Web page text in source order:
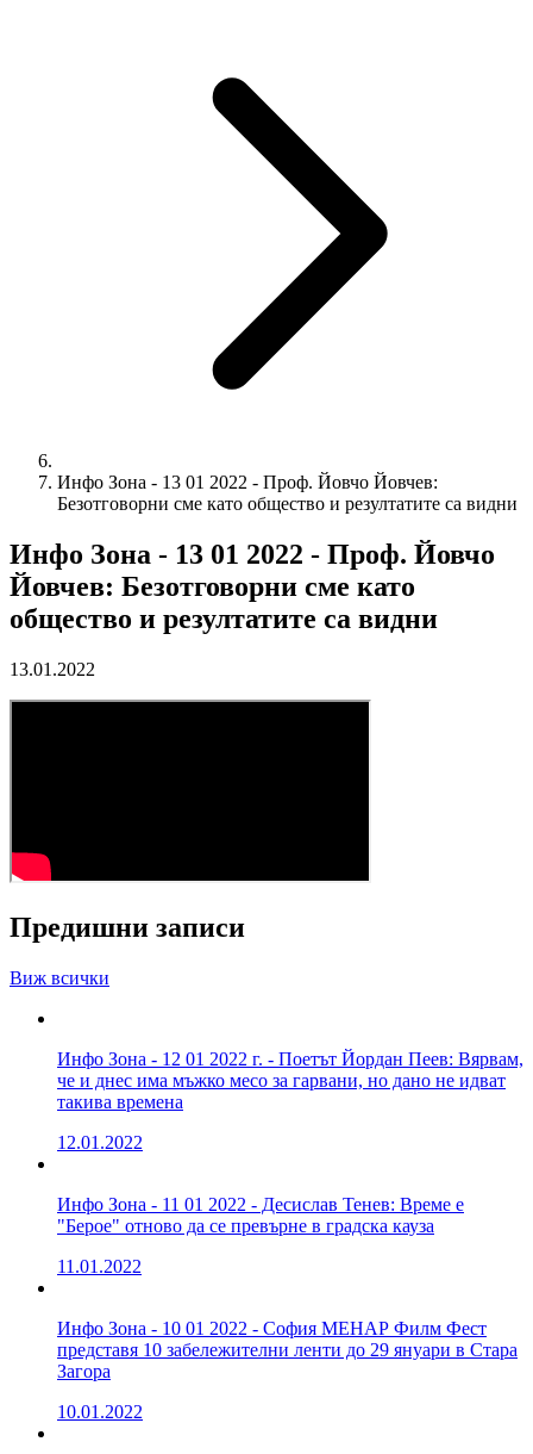
Инфо Зона - 13 01 2022 - Проф. Йовчо Йовчев:
Безотговорни сме като общество и резултатите са видни
Инфо Зона - 13 01 2022 - Проф. Йовчо
Йовчев: Безотговорни сме като
общество и резултатите са видни
13.01.2022
Предишни записи
Виж всички
Инфо Зона - 12 01 2022 г. - Поетът Йордан Пеев: Вярвам,
че и днес има мъжко месо за гарвани, но дано не идват
такива времена
12.01.2022
Инфо Зона - 11 01 2022 - Десислав Тенев: Време е
"Берое" отново да се превърне в градска кауза
11.01.2022
Инфо Зона - 10 01 2022 - София МЕНАР Филм Фест
представя 10 забележителни ленти до 29 януари в Стара
Загора
10.01.2022